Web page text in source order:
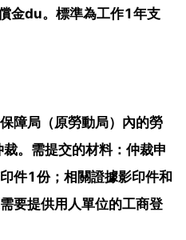
金du。標準為工作1年支
障局（原勞動局）內的勞
。需提交的材料：仲裁申
件1份；相關證據影印件和
要提供用人單位的工商登